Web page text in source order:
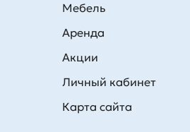
Мебель
Аренда
Акции
Личный кабинет
Карта сайта